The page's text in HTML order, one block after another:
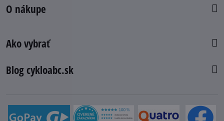
O nákupe
Ako vybrať
Blog cykloabc.sk